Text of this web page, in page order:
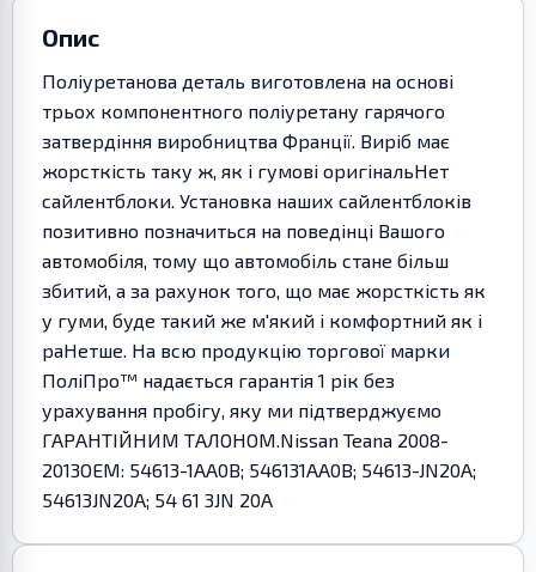
Опис
Поліуретанова деталь виготовлена на основі
трьох компонентного поліуретану гарячого
затвердіння виробництва Франції. Виріб має
жорсткість таку ж, як і гумові оригінальНет
сайлентблоки. Установка наших сайлентблоків
позитивно позначиться на поведінці Вашого
автомобіля, тому що автомобіль стане більш
збитий, а за рахунок того, що має жорсткість як
у гуми, буде такий же м'який і комфортний як і
раНетше. На всю продукцію торгової марки
ПоліПро™ надається гарантія 1 рік без
урахування пробігу, яку ми підтверджуємо
ГАРАНТІЙНИМ ТАЛОНОМ.Nissan Teana 2008-
2013OEM: 54613-1AA0B; 546131AA0B; 54613-JN20A;
54613JN20A; 54 61 3JN 20A